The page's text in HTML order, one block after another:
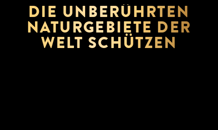
DIE UNBERÜHRTEN
NATURGEBIETE DER
WELT SCHÜTZEN